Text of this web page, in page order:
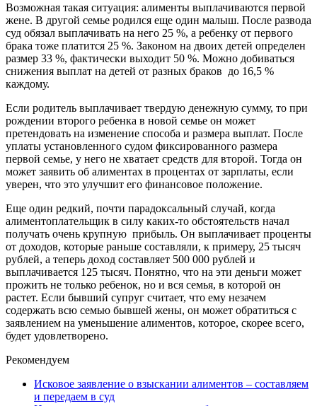
Возможная такая ситуация: алименты выплачиваются первой
жене. В другой семье родился еще один малыш. После развода
суд обязал выплачивать на него 25 %, а ребенку от первого
брака тоже платится 25 %. Законом на двоих детей определен
размер 33 %, фактически выходит 50 %. Можно добиваться
снижения выплат на детей от разных браков до 16,5 %
каждому.
Если родитель выплачивает твердую денежную сумму, то при
рождении второго ребенка в новой семье он может
претендовать на изменение способа и размера выплат. После
уплаты установленного судом фиксированного размера
первой семье, у него не хватает средств для второй. Тогда он
может заявить об алиментах в процентах от зарплаты, если
уверен, что это улучшит его финансовое положение.
Еще один редкий, почти парадоксальный случай, когда
алиментоплательщик в силу каких-то обстоятельств начал
получать очень крупную прибыль. Он выплачивает проценты
от доходов, которые раньше составляли, к примеру, 25 тысяч
рублей, а теперь доход составляет 500 000 рублей и
выплачивается 125 тысяч. Понятно, что на эти деньги может
прожить не только ребенок, но и вся семья, в которой он
растет. Если бывший супруг считает, что ему незачем
содержать всю семью бывшей жены, он может обратиться с
заявлением на уменьшение алиментов, которое, скорее всего,
будет удовлетворено.
Рекомендуем
Исковое заявление о взыскании алиментов – составляем
и передаем в суд